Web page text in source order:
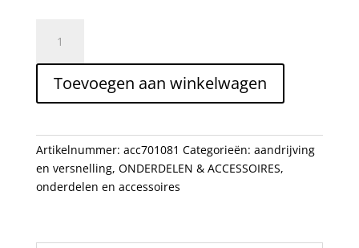
UNION
PADHAAK
GH111
ALM
aantal
Toevoegen aan winkelwagen
Artikelnummer: acc701081 Categorieën: aandrijving
en versnelling, ONDERDELEN & ACCESSOIRES,
onderdelen en accessoires